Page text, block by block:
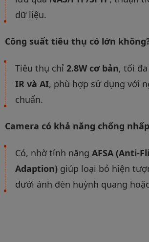
dữ liệu.
Công suất tiêu thụ có lớn
Tiêu thụ chỉ 2.8W cơ bản, tối đa
IR và AI, phù hợp sử dụng với
chuẩn.
Camera có khả năng chống
Có, nhờ tính năng AFSA (Anti-
Adaption) giúp loại bỏ hiện
dưới ánh đèn huỳnh quang